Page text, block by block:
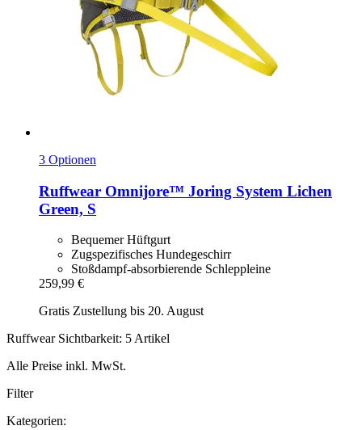
3 Optionen
Ruffwear Omnijore™ Joring System Lichen
Green, S
Bequemer Hüftgurt
Zugspezifisches Hundegeschirr
Stoßdampf-absorbierende Schleppleine
259,99 €
Gratis Zustellung bis 20. August
Ruffwear Sichtbarkeit: 5 Artikel
Alle Preise inkl. MwSt.
Filter
Kategorien: